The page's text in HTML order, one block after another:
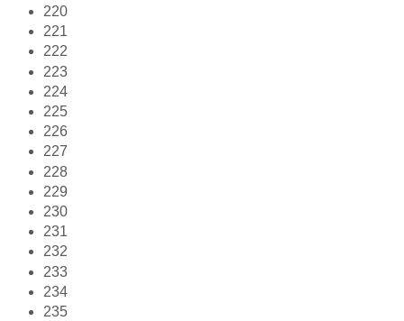
220
221
222
223
224
225
226
227
228
229
230
231
232
233
234
235